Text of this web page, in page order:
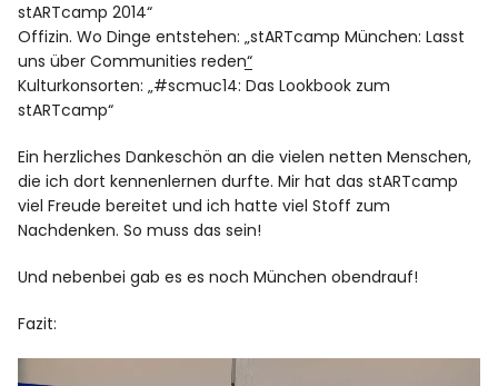
stARTcamp 2014“
Offizin. Wo Dinge entstehen:„stARTcamp München: Lasst
uns über Communities reden“
Kulturkonsorten:„#scmuc14: Das Lookbook zum
stARTcamp“
Ein herzliches Dankeschön an die vielen netten Menschen,
die ich dort kennenlernen durfte. Mir hat das stARTcamp
viel Freude bereitet und ich hatte viel Stoff zum
Nachdenken. So muss das sein!
Und nebenbei gab es es noch München obendrauf!
Fazit: